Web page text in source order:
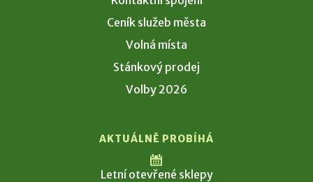
Ceník služeb města
Volná místa
Stánkový prodej
Volby 2026
AKTUÁLNĚ PROBÍHÁ
Letní otevřené sklepy